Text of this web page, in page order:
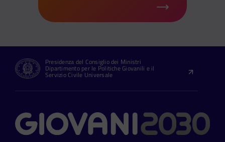
Presidenza del Consiglio dei Ministri
Dipartimento per le Politiche Giovanili e il
Servizio Civile Universale
Contatti